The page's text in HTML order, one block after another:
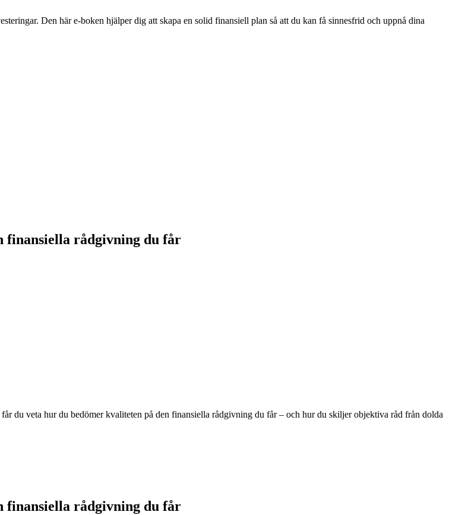
Den här e-boken hjälper dig att skapa en solid finansiell plan så att du kan få sinnesfrid och uppnå dina
finansiella rådgivning du får
du veta hur du bedömer kvaliteten på den finansiella rådgivning du får – och hur du skiljer objektiva råd från dolda
finansiella rådgivning du får